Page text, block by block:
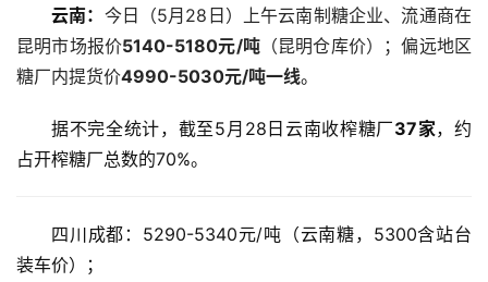
云南： 今日（5月28日）上午云南制糖企业、流通商在
昆明市场报价5140-5180元/吨（昆明仓库价）；偏远地区
糖厂内提货价4990-5030元/吨一线。
据不完全统计，截至5月28日云南收榨糖厂37家，约
占开榨糖厂总数的70%。
四川成都：5290-5340元/吨（云南糖，5300含站台
装车价）；